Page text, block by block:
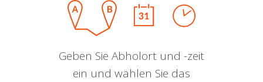
Geben Sie Abholort und -zeit
ein und wählen Sie das